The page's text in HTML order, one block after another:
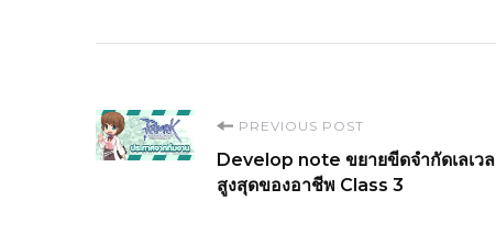
Post
Navigation
PREVIOUS POST
Develop note ขยายขีดจำกัดเลเวล
สูงสุดของอาชีพ Class 3